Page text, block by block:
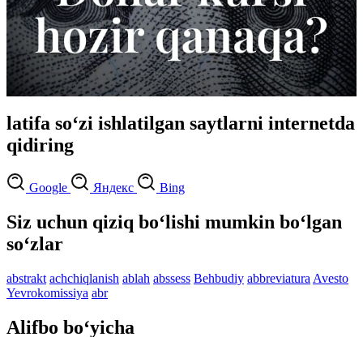
latifa so‘zi ishlatilgan saytlarni internetda
qidiring
Google Яндекс Bing
Siz uchun qiziq bo‘lishi mumkin bo‘lgan
so‘zlar
abstrakt achchiqlanish ablah abssess Behbudiy abbreviatura Avesto
Yevrokomissiya abr
Alifbo bo‘yicha